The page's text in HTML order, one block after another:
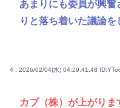
あまりにも委員が興
りと落ち着いた議論を
4 : 2026/02/04(水) 04:29:41.48
カブ（株）が上がりま